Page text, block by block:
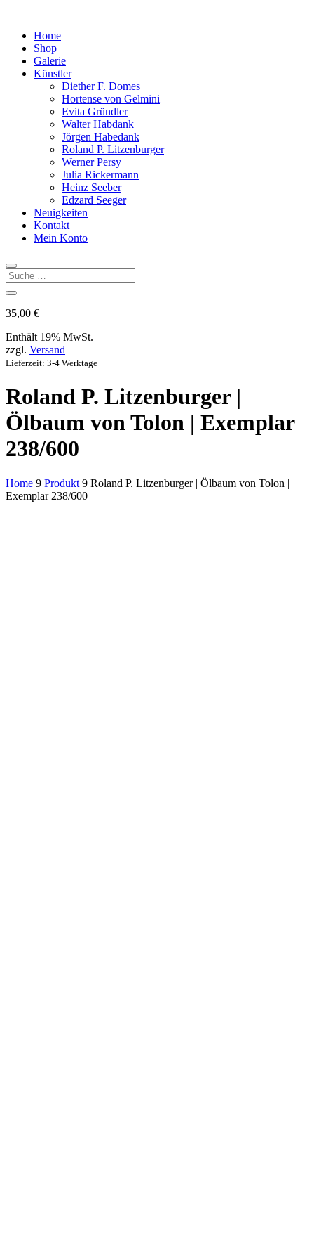
Home
Shop
Galerie
Künstler
Diether F. Domes
Hortense von Gelmini
Evita Gründler
Walter Habdank
Jörgen Habedank
Roland P. Litzenburger
Werner Persy
Julia Rickermann
Heinz Seeber
Edzard Seeger
Neuigkeiten
Kontakt
Mein Konto
35,00 €
Enthält 19% MwSt.
zzgl. Versand
Lieferzeit: 3-4 Werktage
Roland P. Litzenburger |
Ölbaum von Tolon | Exemplar
238/600
Home 9 Produkt 9 Roland P. Litzenburger | Ölbaum von Tolon |
Exemplar 238/600